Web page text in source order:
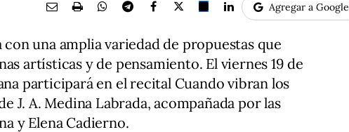
Agregar a Google
una amplia variedad de propuestas que
artísticas y de pensamiento. El viernes 19 de
participará en el recital Cuando vibran los
J. A. Medina Labrada, acompañada por las
y Elena Cadierno.